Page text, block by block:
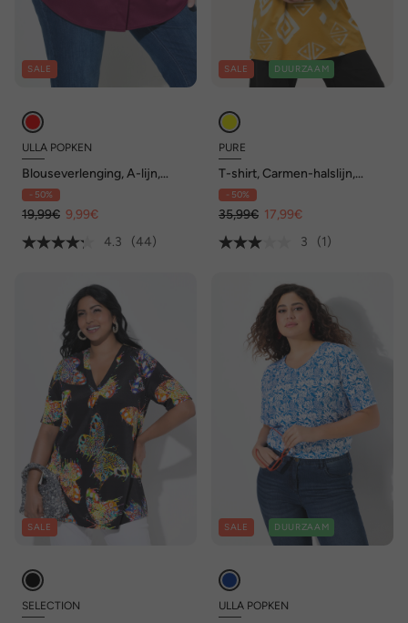
SALE
ULLA POPKEN
Blouseverlenging, A-lijn,
afgeronde zoom
- 50%
19,99€ 9,99€
4.3
(44)
SALE DUURZAAM
PURE
T-shirt, Carmen-halslijn,
halve mouwen, biologisch
katoen
- 50%
35,99€ 17,99€
3
(1)
SALE
SELECTION
SALE DUURZAAM
ULLA POPKEN